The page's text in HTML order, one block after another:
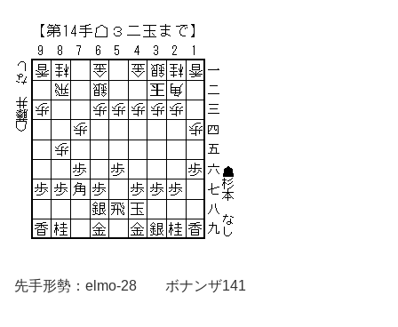
先手形勢：elmo-28 ボナンザ141